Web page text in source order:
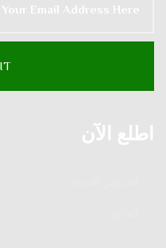
اطلع الآن